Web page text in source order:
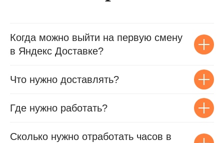
Когда можно выйти на первую смену
в Яндекс Доставке?
Что нужно доставлять?
Где нужно работать?
Сколько нужно отработать часов в